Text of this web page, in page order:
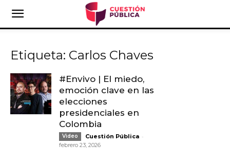
Etiqueta: Carlos Chaves
#Envivo | El miedo,
emoción clave en las
elecciones
presidenciales en
Colombia
Video Cuestión Pública -
febrero 23, 2026